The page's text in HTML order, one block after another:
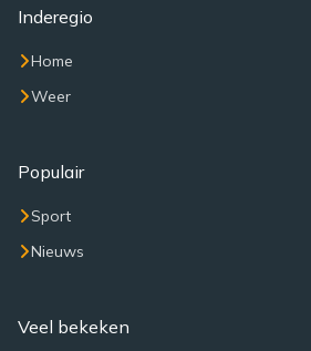
Inderegio
Home
Weer
Populair
Sport
Nieuws
Veel bekeken